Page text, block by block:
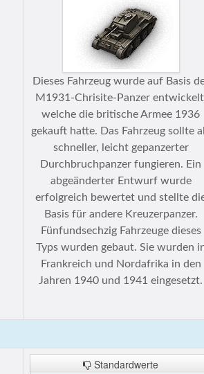
Dieses Fahrzeug wurde auf Basis
M1931-Chrisite-Panzer
welche die britische Armee 1936
gekauft hatte. Das Fahrzeug sollte
schneller, leicht gepanzerter
Durchbruchpanzer fungieren. Ein
abgeänderter Entwurf wurde
erfolgreich bewertet und stellte
Basis für andere Kreuzerpanzer.
Fünfundsechzig Fahrzeuge dieses
Typs wurden gebaut. Sie wurden
Frankreich und Nordafrika in den
Jahren 1940 und 1941 eingesetzt.
Standardwerte